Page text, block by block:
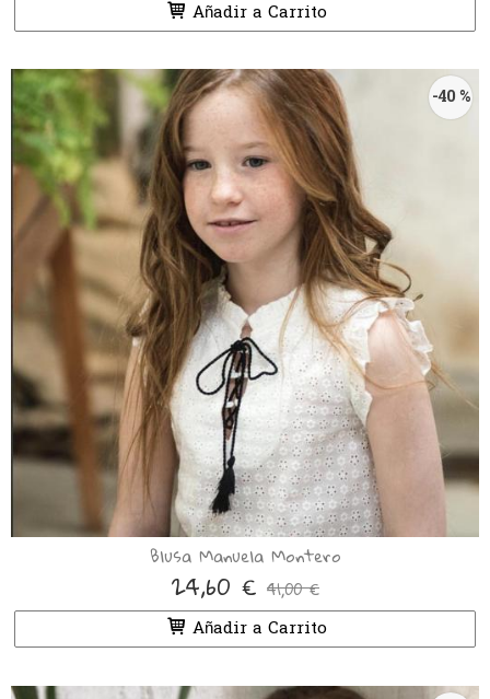
Añadir a Carrito
-40 %
Blusa Manuela Montero
24,60 € 41,00 €
Añadir a Carrito